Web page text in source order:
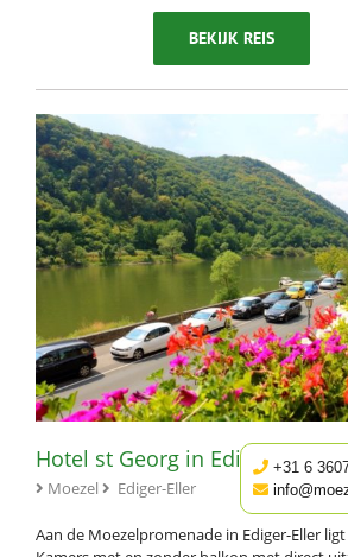
BEKIJK REIS
Hotel st Georg in Ediger-Eller
Moezel Ediger-Eller
Aan de Moezelpromenade in Ediger-Eller
+31 6